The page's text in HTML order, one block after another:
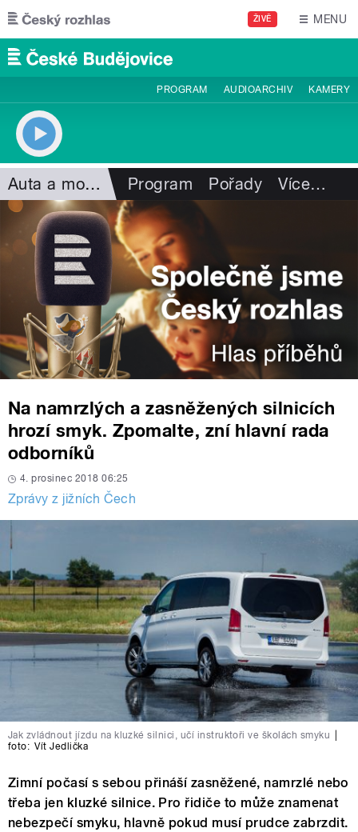
Přejít k hlavnímu obsahu
ŽIVĚ MENU
PROGRAM AUDIOARCHIV KAMERY
Auta a motorismus Program Pořady Více…
Na namrzlých a zasněžených silnicích
hrozí smyk. Zpomalte, zní hlavní rada
odborníků
4. prosinec 2018 06:25
Zprávy z jižních Čech
Jak zvládnout jízdu na kluzké silnici, učí instruktoři ve školách smyku
foto: Vít Jedlička
Zimní počasí s sebou přináší zasněžené, namrzlé nebo
třeba jen kluzké silnice. Pro řidiče to může znamenat
nebezpečí smyku, hlavně pokud musí prudce zabrzdit.